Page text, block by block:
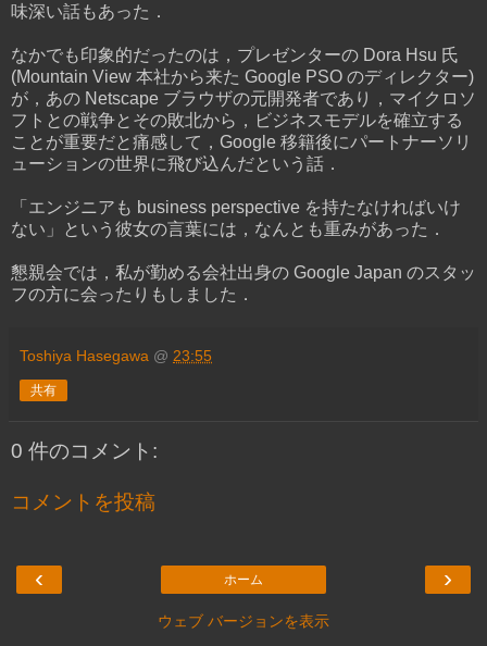
味深い話もあった．
なかでも印象的だったのは，プレゼンターの Dora Hsu 氏
(Mountain View 本社から来た Google PSO のディレクター)
が，あの Netscape ブラウザの元開発者であり，マイクロソ
フトとの戦争とその敗北から，ビジネスモデルを確立する
ことが重要だと痛感して，Google 移籍後にパートナーソリ
ューションの世界に飛び込んだという話．
「エンジニアも business perspective を持たなければいけ
ない」という彼女の言葉には，なんとも重みがあった．
懇親会では，私が勤める会社出身の Google Japan のスタッ
フの方に会ったりもしました．
Toshiya Hasegawa @ 23:55
共有
0 件のコメント:
コメントを投稿
‹ ›
ホーム
ウェブ バージョンを表示